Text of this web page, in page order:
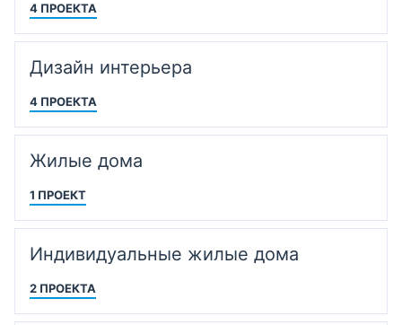
4 ПРОЕКТА
Дизайн интерьера
4 ПРОЕКТА
Жилые дома
1 ПРОЕКТ
Индивидуальные жилые дома
2 ПРОЕКТА